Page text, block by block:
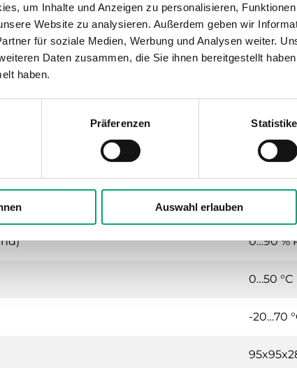
um Inhalte und Anzeigen zu personalisieren,
Website zu analysieren. Außerdem geben wir
für soziale Medien, Werbung und Analysen weiter.
Daten zusammen, die Sie ihnen bereitgestellt
haben.
Präferenzen
Auswahl erlauben
Ja
Raumgeräte
24VAC
0…90 %
0…50 °C
-20…70